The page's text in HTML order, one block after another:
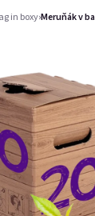
bag in boxech
in
Bestsellers
in boxy›Meruňák v